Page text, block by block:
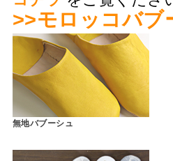
>>モロッコバブ
無地バブーシュ